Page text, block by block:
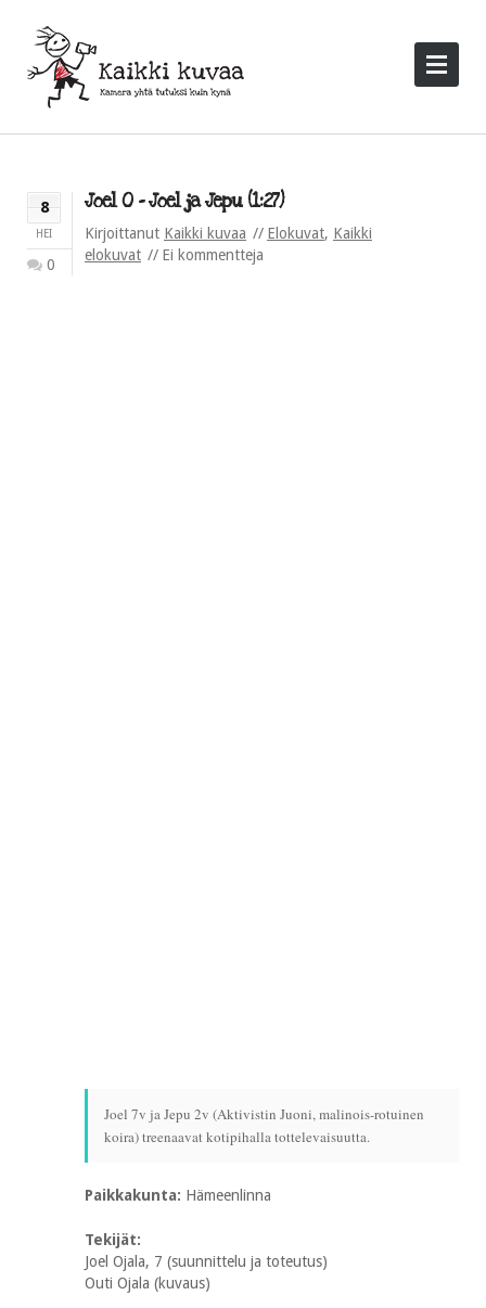
8
HEI
0
Joel O – Joel ja Jepu (1:27)
Kirjoittanut Kaikki kuvaa Elokuvat, Kaikki
elokuvat
Ei kommentteja
Joel 7v ja Jepu 2v (Aktivistin Juoni, malinois-rotuinen
koira) treenaavat kotipihalla tottelevaisuutta.
Paikkakunta: Hämeenlinna
Tekijät:
Joel Ojala, 7 (suunnittelu ja toteutus)
Outi Ojala (kuvaus)